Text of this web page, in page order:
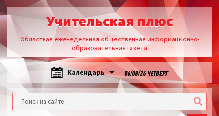
Учительская плюс
Областная еженедельная общественная информационно-
образовательная газета
Календарь 06/08/26 ЧЕТВЕРГ